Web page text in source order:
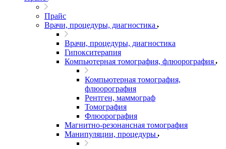
Прайс
Врачи, процедуры, диагностика
Врачи, процедуры, диагностика
Гипокситерапия
Компьютерная томография, флюорография
Компьютерная томография,
флюорография
Рентген, маммограф
Томография
Флюорография
Магнитно-резонансная томография
Манипуляции, процедуры